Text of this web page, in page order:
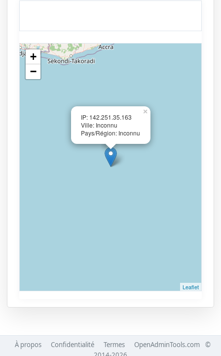
IP: 142.251.35.163
Ville: Inconnu
Pays/Région: Inconnu
×
+
−
Leaflet
À propos Confidentialité Termes OpenAdminTools.com
©